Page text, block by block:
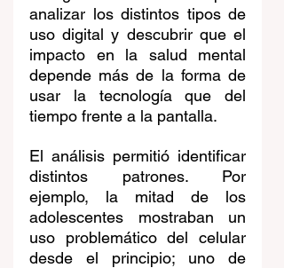
analizar los distintos tipos de
uso digital y descubrir que el
impacto en la salud mental
depende más de la forma de
usar la tecnología que del
tiempo frente a la pantalla.
El análisis permitió identificar
distintos patrones. Por
ejemplo, la mitad de los
adolescentes mostraban un
uso problemático del celular
desde el principio; uno de